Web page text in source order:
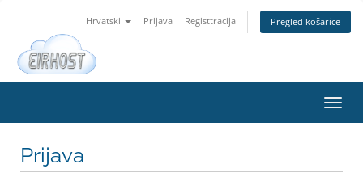
Hrvatski Prijava Registtracija Pregled košarice
Prijava